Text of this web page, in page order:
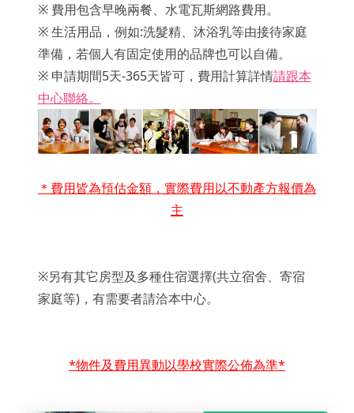
※ 費用包含早晚兩餐、水電瓦斯網路費用。
※ 生活用品，例如:洗髮精、沐浴乳等由接待家庭
準備，若個人有固定使用的品牌也可以自備。
※ 申請期間5天-365天皆可，費用計算詳情請跟本
中心聯絡。
＊費用皆為預估金額，實際費用以不動產方報價為
主
※另有其它房型及多種住宿選擇(共立宿舍、寄宿
家庭等)，有需要者請洽本中心。
*物件及費用異動以學校實際公佈為準*